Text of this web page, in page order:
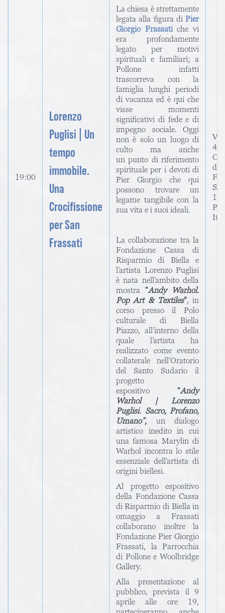
19:00
Lorenzo
Puglisi | Un
tempo
immobile.
Una
Crocifissione
per San
Frassati
La chiesa è strettamente
legata alla figura di Pier
Giorgio Frassatiche vi
era profondamente
legato per motivi
spirituali e familiari; a
Pollone infatti
trascorreva con la
famiglia lunghi periodi
di vacanza ed è qui che
visse momenti
significativi di fede e di
impegno sociale. Oggi
non è solo un luogo di
culto ma anche
un punto di riferimento
spirituale per i devoti di
Pier Giorgio che qui
possono trovare un
legame tangibile con la
sua vita e i suoi ideali.
La collaborazione tra la
Fondazione Cassa di
Risparmio di Biella e
l’artista Lorenzo Puglisi
è nata nell’ambito della
mostra “Andy Warhol.
Pop Art & Textiles”, in
corso presso il Polo
culturale di Biella
Piazzo, all’interno della
quale l’artista ha
realizzato come evento
collaterale nell’Oratorio
del Santo Sudario il
progetto
espositivo“Andy
Warhol | Lorenzo
Puglisi. Sacro, Profano,
Umano”,un dialogo
artistico inedito in cui
una famosa Marylin di
Warhol incontra lo stile
essenziale dell’artista di
origini biellesi.
Al progetto espositivo
della Fondazione Cassa
di Risparmio di Biella in
omaggio a Frassati
collaborano inoltre la
Fondazione Pier Giorgio
Frassati, la Parrocchia
di Pollone e Woolbridge
Gallery.
Alla presentazione al
pubblico, prevista il 9
aprile alle ore 19,
4
dei